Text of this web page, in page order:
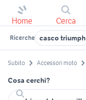
Home Cerca
Ricerche casco triumph
Subito Accessori moto
Cosa cerchi?